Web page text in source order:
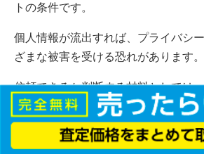
トの条件です。
個人情報が流出すれば、プライバシ
ざまな被害を受ける恐れがあります。
信頼できるか判断する材料としては
頼できる」で解説したような運営元
シーマークの取得状況などがあげら